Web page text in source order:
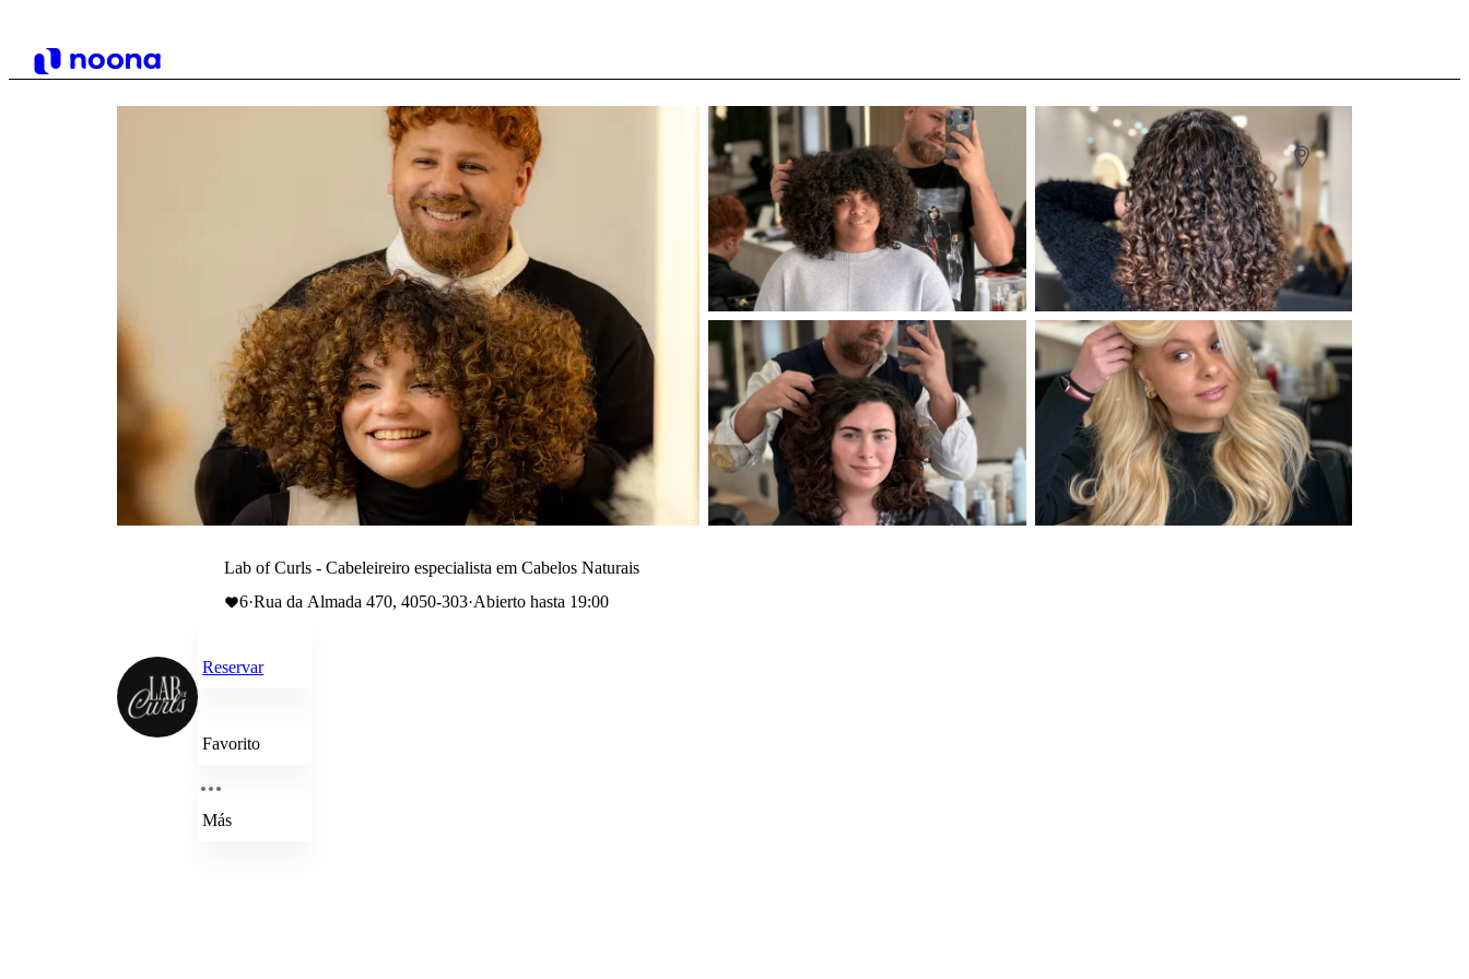
Lab of Curls - Cabeleireiro especialista em Cabelos Naturais
6·Rua da Almada 470, 4050-303·Abierto hasta 19:00
Reservar
Favorito
Más